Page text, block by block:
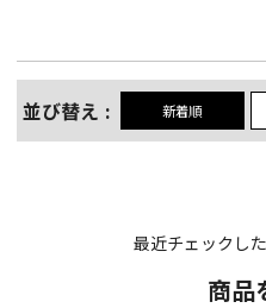
並び替え 新着順
最近チェックし
商品